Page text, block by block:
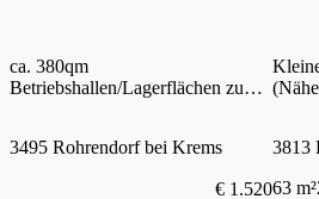
ca. 380qm
Betriebshallen/Lagerflächen zu
3495 Rohrendorf bei Krems
€ 1.520
3813
63 m²